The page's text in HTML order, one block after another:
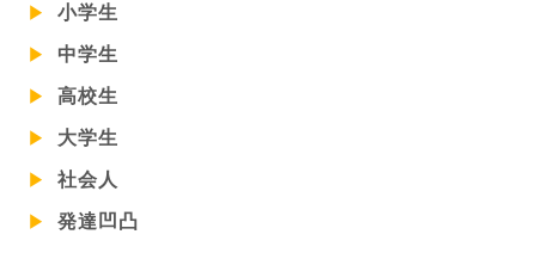
小学生
中学生
高校生
大学生
社会人
発達凹凸